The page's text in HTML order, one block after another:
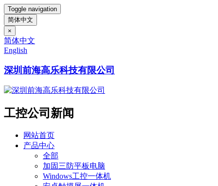
Toggle navigation
简体中文
×
简体中文
English
深圳前海高乐科技有限公司
工控公司新闻
网站首页
产品中心
全部
加固三防平板电脑
Windows工控一体机